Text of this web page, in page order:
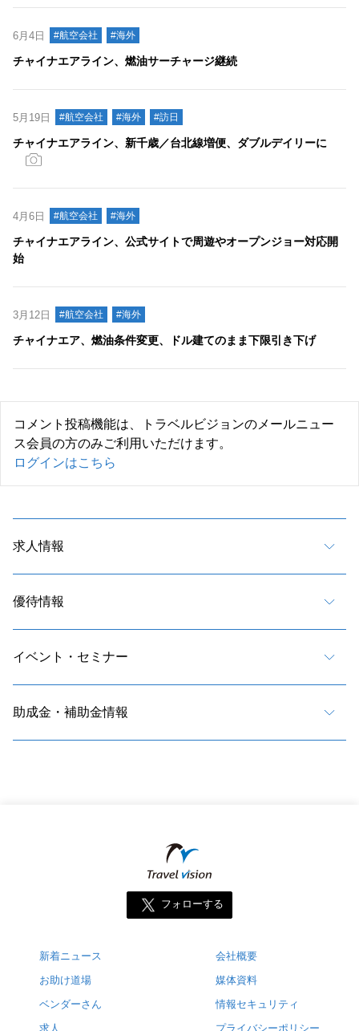
6月4日 #航空会社 #海外
チャイナエアライン、燃油サーチャージ継続
5月19日 #航空会社 #海外 #訪日
チャイナエアライン、新千歳／台北線増便、ダブルデイリーに
4月6日 #航空会社 #海外
チャイナエアライン、公式サイトで周遊やオープンジョー対応開
始
3月12日 #航空会社 #海外
チャイナエア、燃油条件変更、ドル建てのまま下限引き下げ
コメント投稿機能は、トラベルビジョンのメールニュー
ス会員の方のみご利用いただけます。
ログインはこちら
求人情報
優待情報
イベント・セミナー
助成金・補助金情報
フォローする
新着ニュース
お助け道場
ベンダーさん
求人
会社概要
媒体資料
情報セキュリティ
プライバシーポリシー